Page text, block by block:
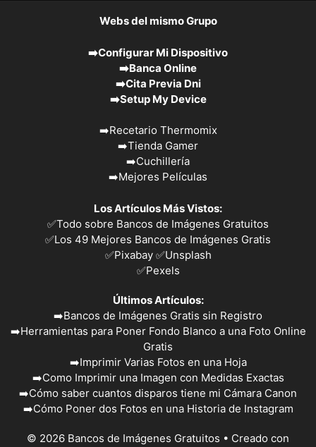
Webs del mismo Grupo
➡️Configurar Mi Dispositivo
➡️Banca Online
➡️Cita Previa Dni
➡️Setup My Device
➡️Recetario Thermomix
➡️Tienda Gamer
➡️Cuchillería
➡️Mejores Películas
Los Artículos Más Vistos:
✅Todo sobre Bancos de Imágenes Gratuitos
✅Los 49 Mejores Bancos de Imágenes Gratis
✅Pixabay ✅Unsplash
✅Pexels
Últimos Artículos:
➡️Bancos de Imágenes Gratis sin Registro
➡️Herramientas para Poner Fondo Blanco a una Foto Online
Gratis
➡️Imprimir Varias Fotos en una Hoja
➡️Como Imprimir una Imagen con Medidas Exactas
➡️Cómo saber cuantos disparos tiene mi Cámara Canon
➡️Cómo Poner dos Fotos en una Historia de Instagram
© 2026 Bancos de Imágenes Gratuitos • Creado con